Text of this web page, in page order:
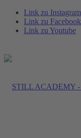
Link zu Instagram
Link zu Facebook
Link zu Youtube